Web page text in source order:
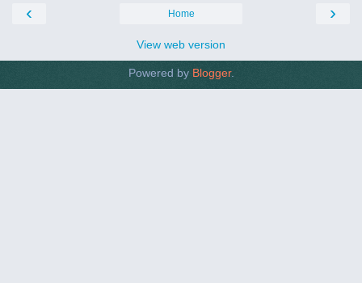
‹ ›
Home
View web version
Powered by Blogger.